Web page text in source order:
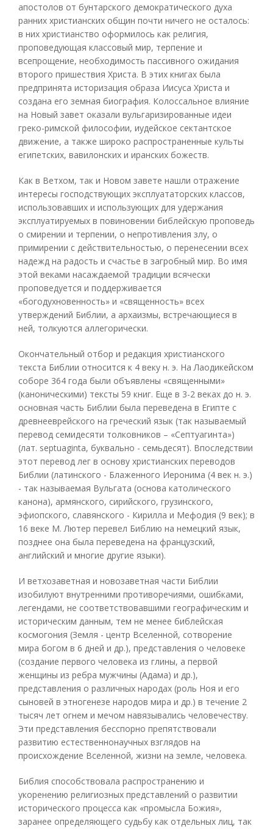
апостолов от бунтарского демократического духа
ранних христианских общин почти ничего не осталось:
в них христианство оформилось как религия,
проповедующая классовый мир, терпение и
всепрощение, необходимость пассивного ожидания
второго пришествия Христа. В этих книгах была
предпринята историзация образа Иисуса Христа и
создана его земная биография. Колоссальное влияние
на Новый завет оказали вульгаризированные идеи
греко-римской философии, иудейское сектантское
движение, а также широко распространенные культы
египетских, вавилонских и иранских божеств.
Как в Ветхом, так и Новом завете нашли отражение
интересы господствующих эксплуататорских классов,
использовавших и использующих для удержания
эксплуатируемых в повиновении библейскую проповедь
о смирении и терпении, о непротивления злу, о
примирении с действительностью, о перенесении всех
надежд на радость и счастье в загробный мир. Во имя
этой веками насаждаемой традиции всячески
проповедуется и поддерживается
«богодухновенность» и «священность» всех
утверждений Библии, а архаизмы, встречающиеся в
ней, толкуются аллегорически.
Окончательный отбор и редакция христианского
текста Библии относится к 4 веку н. э. На Лаодикейском
соборе 364 года были объявлены «священными»
(каноническими) тексты 59 книг. Еще в 3-2 веках до н. э.
основная часть Библии была переведена в Египте с
древнееврейского на греческий язык (так называемый
перевод семидесяти толковников – «Септуагинта»)
(лат. septuaginta, буквально - семьдесят). Впоследствии
этот перевод лег в основу христианских переводов
Библии (латинского - Блаженного Иеронима (4 век н. э.)
- так называемая Вульгата (основа католического
канона), армянского, сирийского, грузинского,
эфиопского, славянского - Кирилла и Мефодия (9 век); в
16 веке М. Лютер перевел Библию на немецкий язык,
позднее она была переведена на французский,
английский и многие другие языки).
И ветхозаветная и новозаветная части Библии
изобилуют внутренними противоречиями, ошибками,
легендами, не соответствовавшими географическим и
историческим данным, тем не менее библейская
космогония (Земля - центр Вселенной, сотворение
мира богом в 6 дней и др.), представления о человеке
(создание первого человека из глины, а первой
женщины из ребра мужчины (Адама) и др.),
представления о различных народах (роль Ноя и его
сыновей в этногенезе народов мира и др.) в течение 2
тысяч лет огнем и мечом навязывались человечеству.
Эти представления бесспорно препятствовали
развитию естественнонаучных взглядов на
происхождение Вселенной, жизни на земле, человека.
Библия способствовала распространению и
укоренению религиозных представлений о развитии
исторического процесса как «промысла Божия»,
заранее определяющего судьбу как отдельных лиц, так